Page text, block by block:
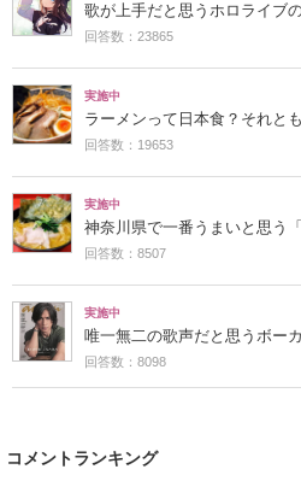
歌が上手だと思うホロライブ
回答数：23865
実施中
ラーメンって日本食？それと
回答数：19653
実施中
神奈川県で一番うまいと思う
回答数：8507
実施中
唯一無二の歌声だと思うボー
回答数：8098
コメントランキング